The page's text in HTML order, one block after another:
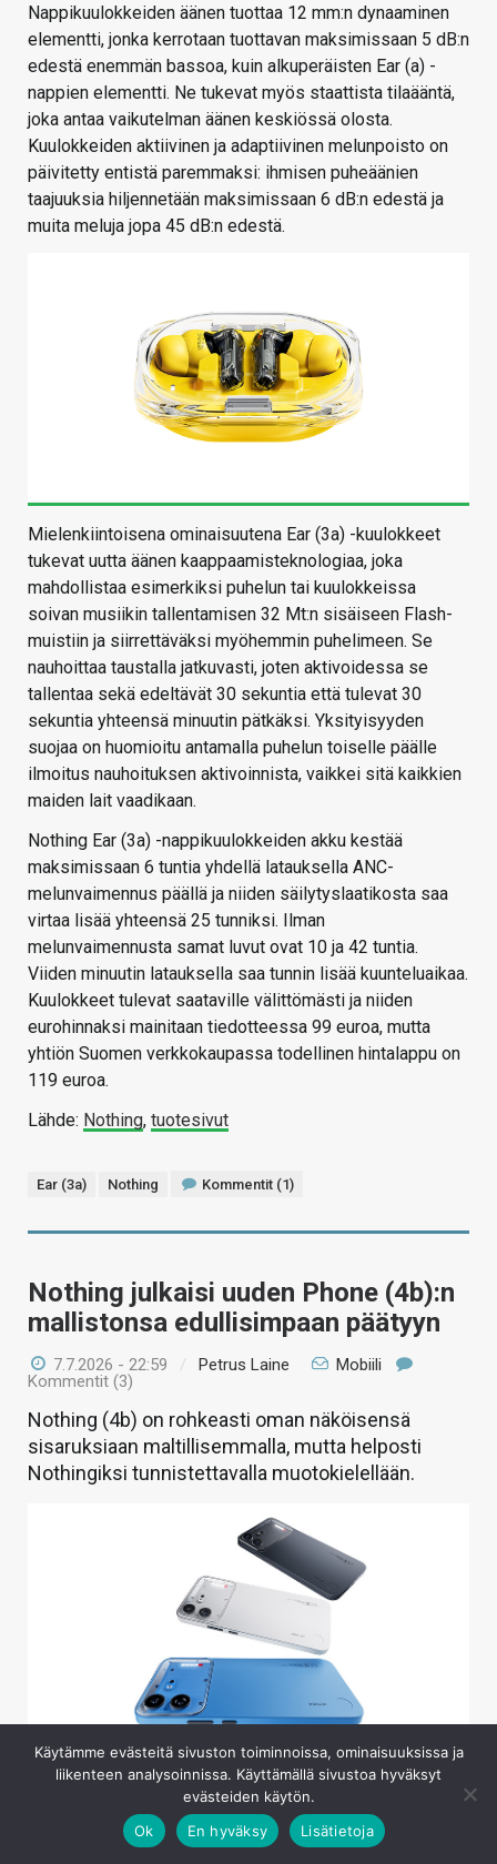
Nappikuulokkeiden äänen tuottaa 12 mm:n dynaaminen
elementti, jonka kerrotaan tuottavan maksimissaan 5 dB:n
edestä enemmän bassoa, kuin alkuperäisten Ear (a) -
nappien elementti. Ne tukevat myös staattista tilaääntä,
joka antaa vaikutelman äänen keskiössä olosta.
Kuulokkeiden aktiivinen ja adaptiivinen melunpoisto on
päivitetty entistä paremmaksi: ihmisen puheäänien
taajuuksia hiljennetään maksimissaan 6 dB:n edestä ja
muita meluja jopa 45 dB:n edestä.
Mielenkiintoisena ominaisuutena Ear (3a) -kuulokkeet
tukevat uutta äänen kaappaamisteknologiaa, joka
mahdollistaa esimerkiksi puhelun tai kuulokkeissa
soivan musiikin tallentamisen 32 Mt:n sisäiseen Flash-
muistiin ja siirrettäväksi myöhemmin puhelimeen. Se
nauhoittaa taustalla jatkuvasti, joten aktivoidessa se
tallentaa sekä edeltävät 30 sekuntia että tulevat 30
sekuntia yhteensä minuutin pätkäksi. Yksityisyyden
suojaa on huomioitu antamalla puhelun toiselle päälle
ilmoitus nauhoituksen aktivoinnista, vaikkei sitä kaikkien
maiden lait vaadikaan.
Nothing Ear (3a) -nappikuulokkeiden akku kestää
maksimissaan 6 tuntia yhdellä latauksella ANC-
melunvaimennus päällä ja niiden säilytyslaatikosta saa
virtaa lisää yhteensä 25 tunniksi. Ilman
melunvaimennusta samat luvut ovat 10 ja 42 tuntia.
Viiden minuutin latauksella saa tunnin lisää kuunteluaikaa.
Kuulokkeet tulevat saataville välittömästi ja niiden
eurohinnaksi mainitaan tiedotteessa 99 euroa, mutta
yhtiön Suomen verkkokaupassa todellinen hintalappu on
119 euroa.
Lähde: Nothing, tuotesivut
Ear (3a) Nothing Kommentit (1)
Nothing julkaisi uuden Phone (4b):n
mallistonsa edullisimpaan päätyyn
7.7.2026 - 22:59 / Petrus Laine
Mobiili
Kommentit (3)
Nothing (4b) on rohkeasti oman näköisensä
sisaruksiaan maltillisemmalla, mutta helposti
Nothingiksi tunnistettavalla muotokielellään.
Nothing on julkaissut tänään odotetusti uudet Phone (4b)
-puhelimen ja Ear (3a) -nappikuulokkeet. Kummatkin
uutuudet edustavat yhtiön edullisemman pään tuotteita ja
Käytämme evästeitä sivuston toiminnoissa, ominaisuuksissa ja
liikenteen analysoinnissa. Käyttämällä sivustoa hyväksyt
evästeiden käytön.
Ok
En hyväksy Lisätietoja